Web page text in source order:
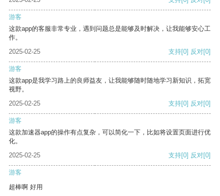
游客
这款app的客服非常专业，遇到问题总是能够及时解决，让我能够安心工
作。
2025-02-25
支持[0] 反对[0]
游客
这款app是我学习路上的良师益友，让我能够随时随地学习新知识，拓宽
视野。
2025-02-25
支持[0] 反对[0]
游客
这款加速器app的操作有点复杂，可以简化一下，比如将设置页面进行优
化。
2025-02-25
支持[0] 反对[0]
游客
超棒啊 好用